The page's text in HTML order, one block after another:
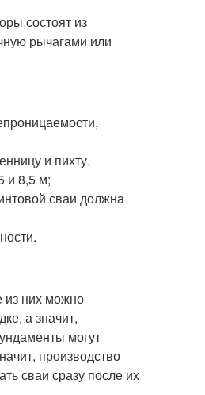
состоят из
рычагами или
и пихту.
и 8,5 м;
сваи должна
из них можно
а значит,
могут
производство
сваи сразу после их